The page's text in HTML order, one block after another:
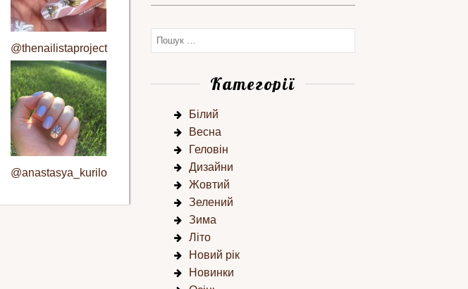
@thenailistaproject
@anastasya_kurilo
Категорії
Білий
Весна
Геловін
Дизайни
Жовтий
Зелений
Зима
Літо
Новий рік
Новинки